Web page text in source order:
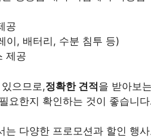
공
이, 배터리, 수분 침투 등)
제공
으므로,정확한 견적을 받아보
요한지 확인하는 것이 좋습니
는 다양한 프로모션과 할인 행